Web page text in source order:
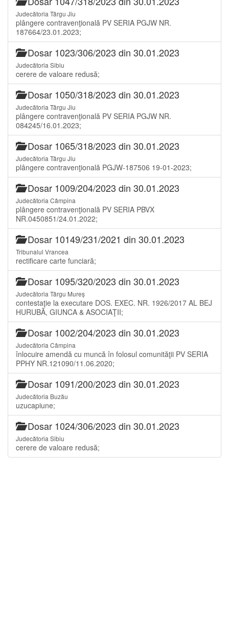
Judecătoria Târgu Jiu
plângere contravenţională PV SERIA PGJW NR.
187664/23.01.2023;
Dosar 1023/306/2023 din 30.01.2023
Judecătoria Sibiu
cerere de valoare redusă;
Dosar 1050/318/2023 din 30.01.2023
Judecătoria Târgu Jiu
plângere contravenţională PV SERIA PGJW NR.
084245/16.01.2023;
Dosar 1065/318/2023 din 30.01.2023
Judecătoria Târgu Jiu
plângere contravenţională PGJW-187506 19-01-2023;
Dosar 1009/204/2023 din 30.01.2023
Judecătoria Câmpina
plângere contravenţională PV SERIA PBVX
NR.0450851/24.01.2022;
Dosar 10149/231/2021 din 30.01.2023
Tribunalul Vrancea
rectificare carte funciară;
Dosar 1095/320/2023 din 30.01.2023
Judecătoria Târgu Mureș
contestaţie la executare DOS. EXEC. NR. 1926/2017 AL BEJ
HURUBĂ, GIUNCA & ASOCIAŢII;
Dosar 1002/204/2023 din 30.01.2023
Judecătoria Câmpina
înlocuire amendă cu muncă în folosul comunităţii PV SERIA
PPHY NR.121090/11.06.2020;
Dosar 1091/200/2023 din 30.01.2023
Judecătoria Buzău
uzucapiune;
Dosar 1024/306/2023 din 30.01.2023
Judecătoria Sibiu
cerere de valoare redusă;